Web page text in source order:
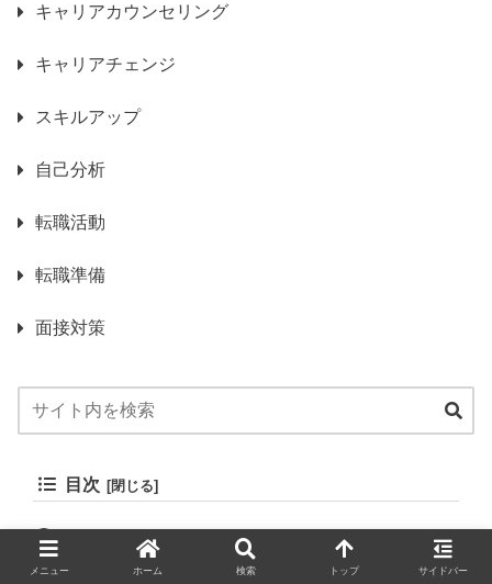
キャリアカウンセリング
キャリアチェンジ
スキルアップ
自己分析
転職活動
転職準備
面接対策
目次
面接におけるカジュアルな服装の重要性
カジュアル服装が求められる理由
メニュー ホーム 検索 トップ サイドバー